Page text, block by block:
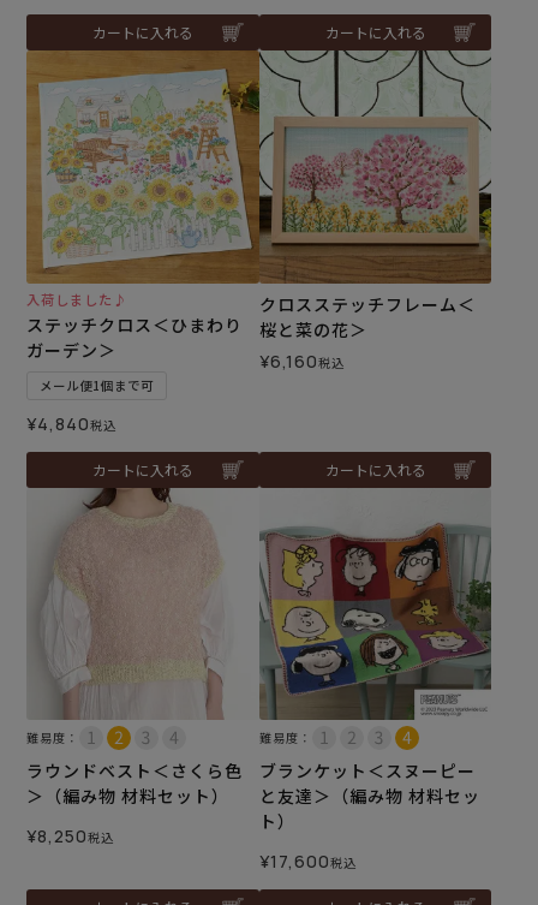
カートに入れる カートに入れる
入荷しました♪
ステッチクロス＜ひまわり
ガーデン＞
メール便1個まで可
¥4,840税込
カートに入れる
クロスステッチフレーム＜
桜と菜の花＞
¥6,160税込
カートに入れる
難易度：
ラウンドベスト＜さくら色
＞（編み物 材料セット）
¥8,250税込
難易度：
ブランケット＜スヌーピー
と友達＞（編み物 材料セッ
ト）
¥17,600税込